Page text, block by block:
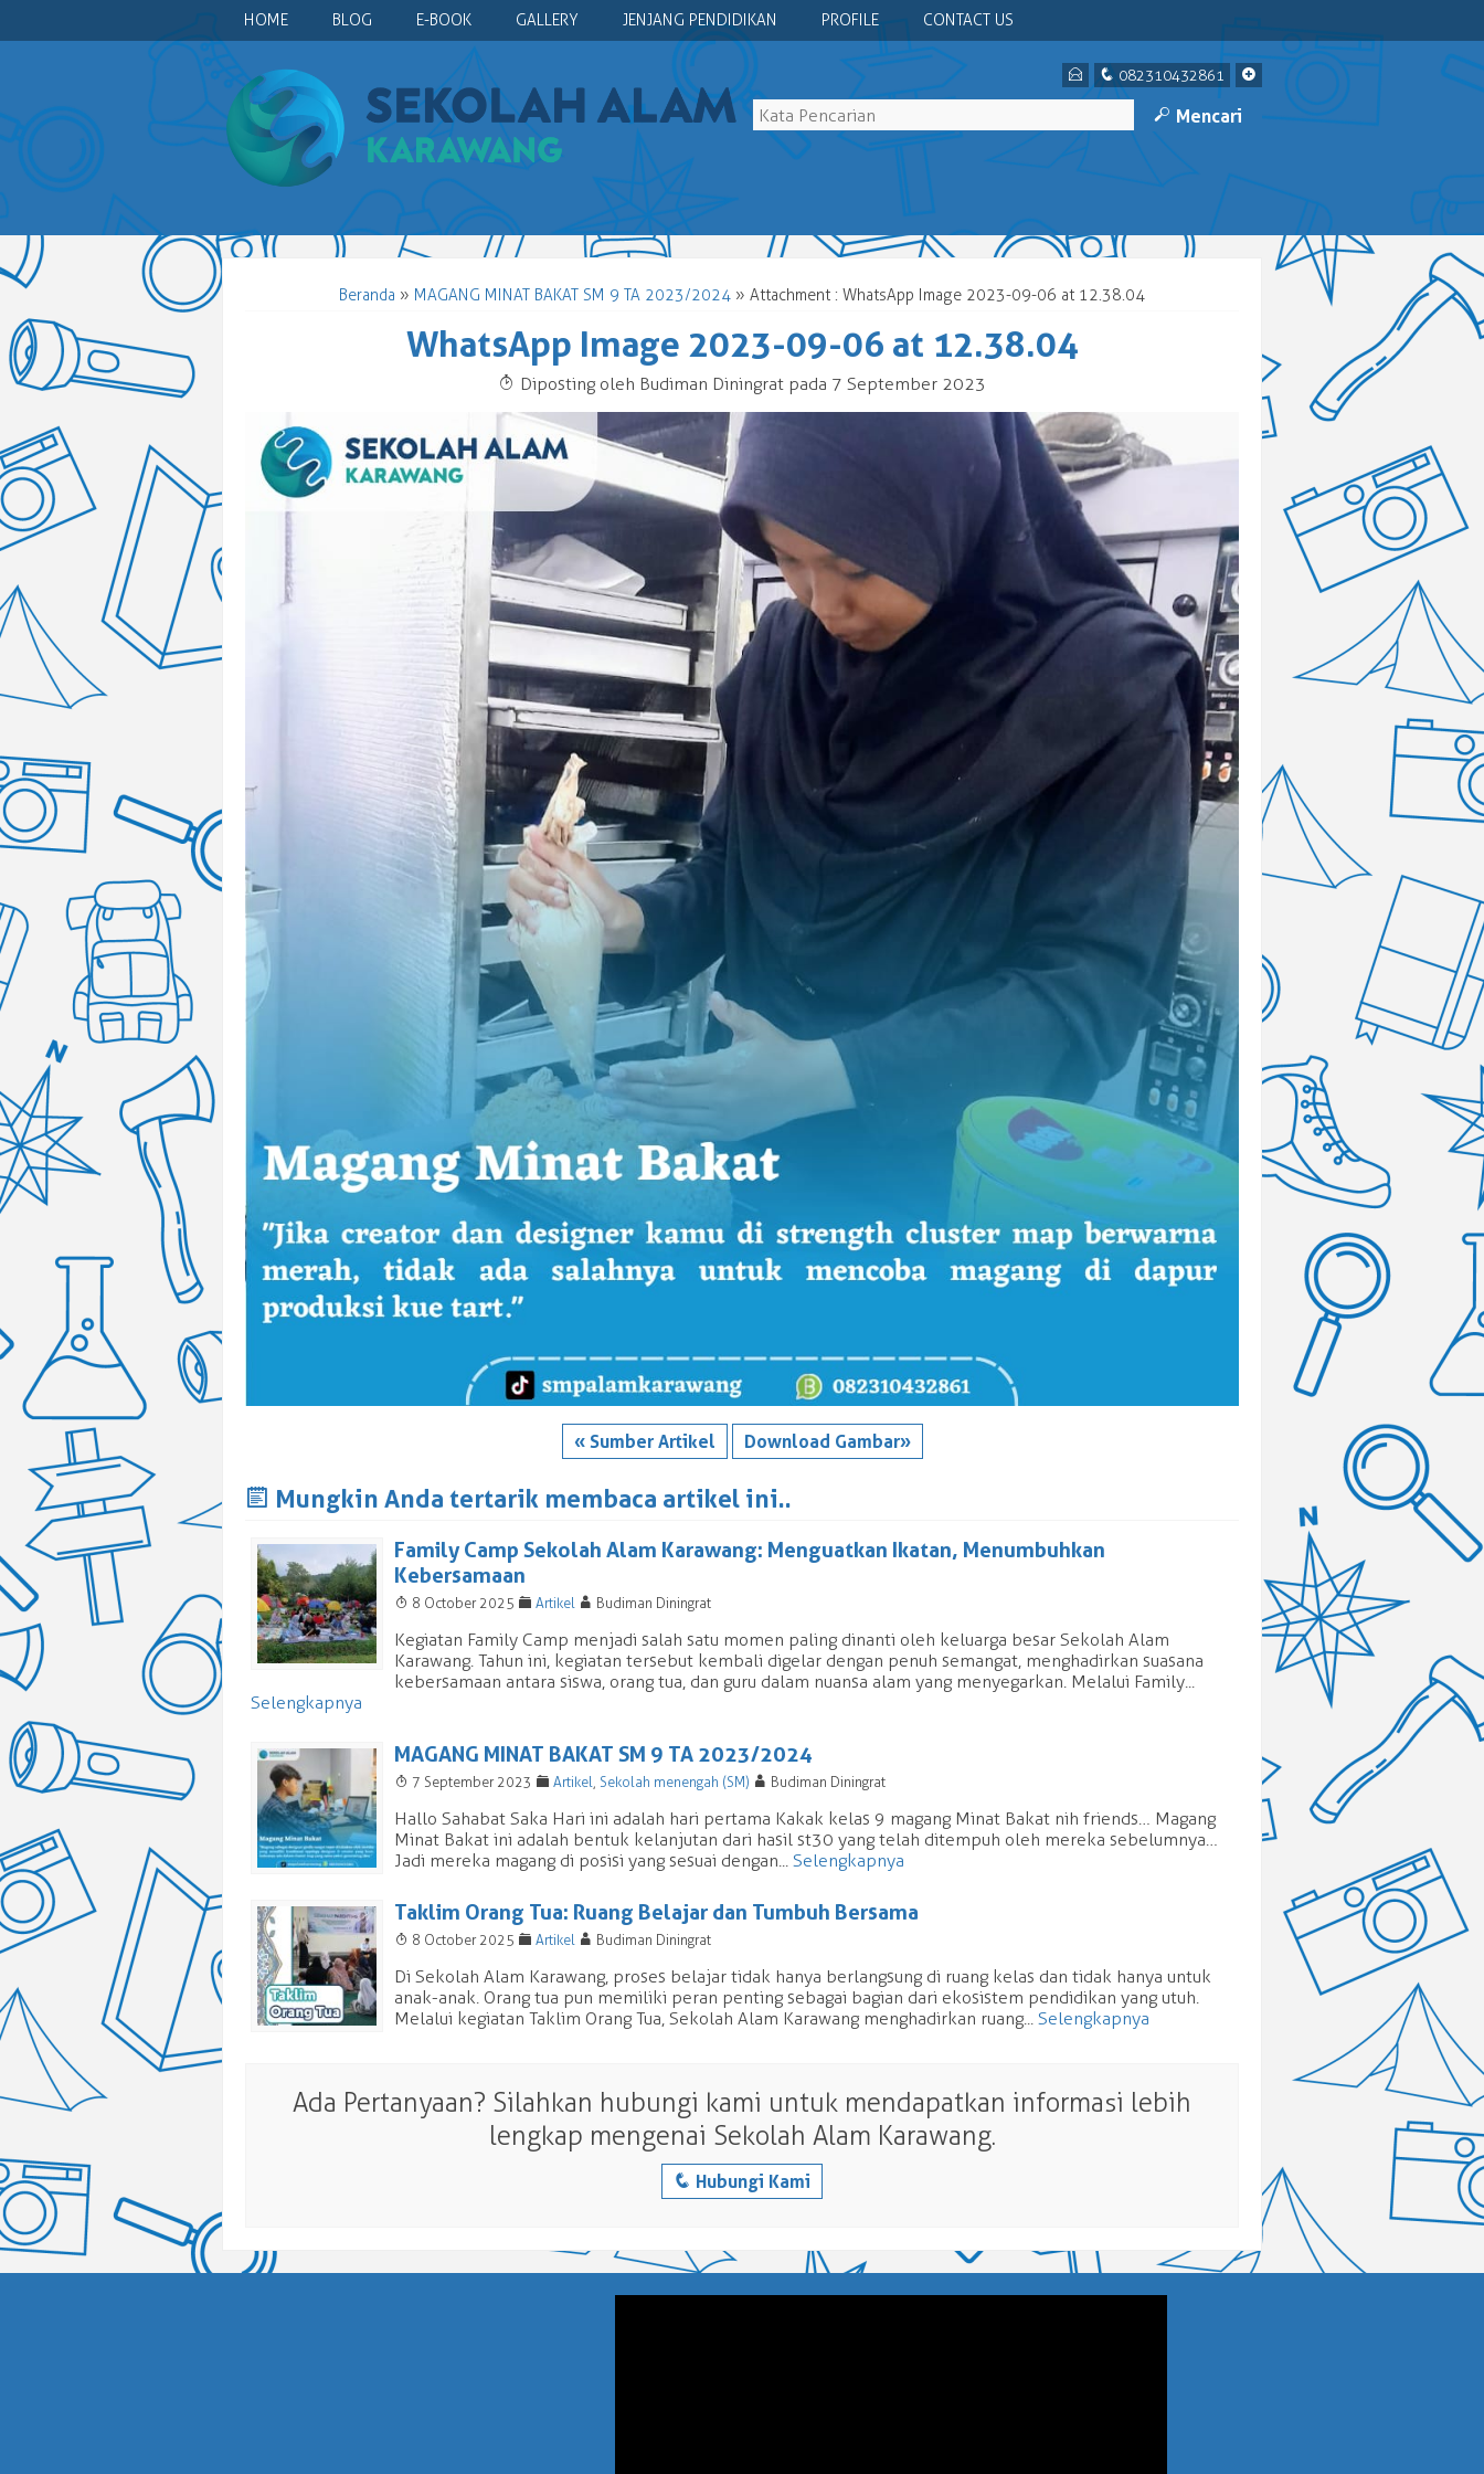
HOME BLOG E-BOOK GALLERY JENJANG PENDIDIKAN PROFILE CONTACT US
+
q 082310432861
E
M Mencari
Beranda » MAGANG MINAT BAKAT SM 9 TA 2023/2024 » Attachment : WhatsApp Image 2023-09-06 at 12.38.04
WhatsApp Image 2023-09-06 at 12.38.04
T Diposting oleh Budiman Diningrat pada 7 September 2023
« Sumber Artikel Download Gambar»
J Mungkin Anda tertarik membaca artikel ini..
Family Camp Sekolah Alam Karawang: Menguatkan Ikatan, Menumbuhkan
Kebersamaan
T 8 October 2025 F Artikel A Budiman Diningrat
Kegiatan Family Camp menjadi salah satu momen paling dinanti oleh keluarga besar Sekolah Alam
Karawang. Tahun ini, kegiatan tersebut kembali digelar dengan penuh semangat, menghadirkan suasana
kebersamaan antara siswa, orang tua, dan guru dalam nuansa alam yang menyegarkan. Melalui Family...
Selengkapnya
MAGANG MINAT BAKAT SM 9 TA 2023/2024
T 7 September 2023 F Artikel, Sekolah menengah (SM) A Budiman Diningrat
Hallo Sahabat Saka Hari ini adalah hari pertama Kakak kelas 9 magang Minat Bakat nih friends… Magang
Minat Bakat ini adalah bentuk kelanjutan dari hasil st30 yang telah ditempuh oleh mereka sebelumnya…
Jadi mereka magang di posisi yang sesuai dengan... Selengkapnya
Taklim Orang Tua: Ruang Belajar dan Tumbuh Bersama
T 8 October 2025 F Artikel A Budiman Diningrat
Di Sekolah Alam Karawang, proses belajar tidak hanya berlangsung di ruang kelas dan tidak hanya untuk
anak-anak. Orang tua pun memiliki peran penting sebagai bagian dari ekosistem pendidikan yang utuh.
Melalui kegiatan Taklim Orang Tua, Sekolah Alam Karawang menghadirkan ruang... Selengkapnya
Ada Pertanyaan? Silahkan hubungi kami untuk mendapatkan informasi lebih
lengkap mengenai Sekolah Alam Karawang.
q Hubungi Kami